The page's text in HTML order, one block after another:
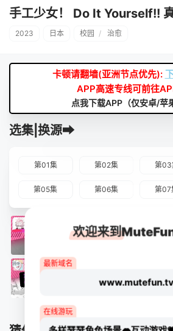
手工少女！ Do It Yourself!!
2023 日本 校园 / 治愈
卡顿请翻墙(亚洲节点优先):
APP高速专线可前往
点我下载APP（仅安卓/苹
选集|换源➡
第01集 第02集 第03
第05集 第06集 第07
欢迎来到
最新域名
www.mutefun.tv
在线游玩